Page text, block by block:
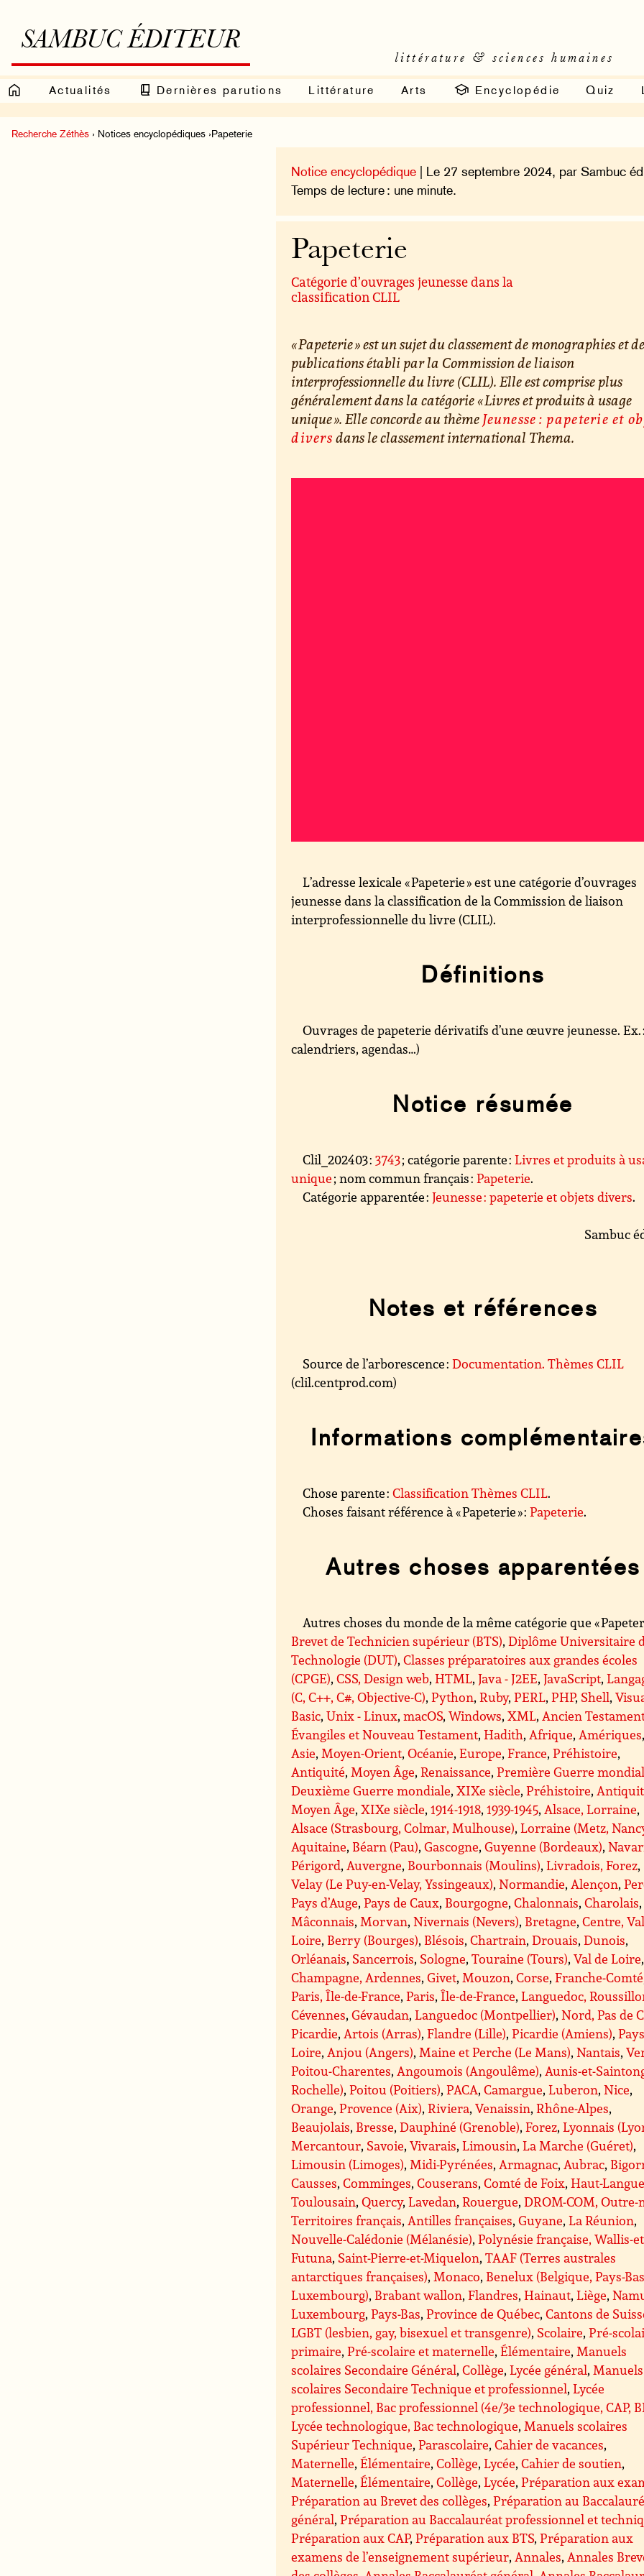
SAMBUC ÉDITEUR
littérature & sciences humaines
Actualités Dernières parutions Littérature Arts Encyclopédie Quiz
Recherche Zéthès › Notices encyclopédiques ›Papeterie
Notice encyclopédique | Le 27 septembre 2024, par Sambuc
Temps de lecture : une minute.
Papeterie
Catégorie d’ouvrages jeunesse dans la
classification CLIL
« Papeterie » est un sujet du classement de monographies et
publications établi par la Commission de liaison
interprofessionnelle du livre (CLIL). Elle est comprise plus
généralement dans la catégorie « Livres et produits à usage
unique ». Elle concorde au thèmeJeunesse : papeterie et
diversdans le classement international Thema.
L’adresse lexicale « Papeterie » est une catégorie d’ouvrages
jeunesse dans la classification de la Commission de liaison
interprofessionnelle du livre (CLIL).
Définitions
Ouvrages de papeterie dérivatifs d’une œuvre jeunesse. Ex.
calendriers, agendas…)
Notice résumée
Clil_202403 :3743; catégorie parente :Livres et produits à
unique; nom commun français :Papeterie.
Catégorie apparentée :Jeunesse : papeterie et objets divers.
Sambuc
Notes et références
Source de l’arborescence :Documentation. Thèmes CLIL
(clil.centprod.com)
Informations
Chose parente :Classification Thèmes CLIL.
Choses faisant référence à « Papeterie » :Papeterie.
Autres choses apparentées
Autres choses du monde de la même catégorie que «
Brevet de Technicien supérieur (BTS),Diplôme Universitaire
Technologie (DUT),Classes préparatoires aux grandes écoles
(CPGE),CSS, Design web,HTML,Java - J2EE,JavaScript,
(C, C++, C#, Objective-C),Python,Ruby,PERL,PHP, Shell,
Basic,Unix - Linux,macOS,Windows,XML, Ancien
Évangiles et Nouveau Testament,Hadith, Afrique, Amériques
Asie, Moyen-Orient,Océanie,Europe,France,Préhistoire,
Antiquité, Moyen Âge,Renaissance,Première Guerre
Deuxième Guerre mondiale,XIXe siècle,Préhistoire,
Moyen Âge,XIXe siècle,1914-1918,1939-1945, Alsace, Lorraine,
Alsace (Strasbourg, Colmar, Mulhouse),Lorraine (Metz,
Aquitaine, Béarn (Pau),Gascogne,Guyenne (Bordeaux),
Périgord, Auvergne, Bourbonnais (Moulins),Livradois, Forez,
Velay (Le Puy-en-Velay, Yssingeaux),Normandie, Alençon,
Pays d’Auge,Pays de Caux, Bourgogne,Chalonnais,Charolais,
Mâconnais, Morvan,Nivernais (Nevers), Bretagne,Centre,
Loire, Berry (Bourges), Blésois,Chartrain,Drouais,Dunois,
Orléanais, Sancerrois, Sologne,Touraine (Tours),Val de Loire,
Champagne, Ardennes,Givet, Mouzon,Corse,Franche-Comté
Paris, Île-de-France,Paris,Île-de-France,Languedoc,
Cévennes,Gévaudan,Languedoc (Montpellier),Nord, Pas de
Picardie, Artois (Arras),Flandre (Lille),Picardie (Amiens),
Loire, Anjou (Angers), Maine et Perche (Le Mans),Nantais,
Poitou-Charentes, Angoumois (Angoulême), Aunis-et-
Rochelle),Poitou (Poitiers),PACA,Camargue,Luberon,Nice,
Orange,Provence (Aix),Riviera,Venaissin,Rhône-Alpes,
Beaujolais, Bresse,Dauphiné (Grenoble),Forez,Lyonnais
Mercantour, Savoie,Vivarais,Limousin,La Marche (Guéret),
Limousin (Limoges), Midi-Pyrénées, Armagnac, Aubrac,
Causses,Comminges,Couserans,Comté de Foix,Haut-
Toulousain,Quercy,Lavedan,Rouergue,DROM-COM, Outre-
Territoires français, Antilles françaises,Guyane,La Réunion,
Nouvelle-Calédonie (Mélanésie),Polynésie française, Wallis-
Futuna, Saint-Pierre-et-Miquelon,TAAF (Terres australes
antarctiques françaises), Monaco, Benelux (Belgique, Pays-
Luxembourg), Brabant wallon,Flandres,Hainaut,Liège,
Luxembourg,Pays-Bas,Province de Québec,Cantons de
LGBT (lesbien, gay, bisexuel et transgenre), Scolaire,Pré-
primaire,Pré-scolaire et maternelle,Élémentaire, Manuels
scolaires Secondaire Général,Collège,Lycée général, Manuels
scolaires Secondaire Technique et professionnel,Lycée
professionnel, Bac professionnel (4e/3e technologique, CAP,
Lycée technologique, Bac technologique, Manuels scolaires
Supérieur Technique,Parascolaire,Cahier de vacances,
Maternelle,Élémentaire,Collège,Lycée,Cahier de soutien,
Maternelle,Élémentaire,Collège,Lycée,Préparation aux
Préparation au Brevet des collèges,Préparation au
général,Préparation au Baccalauréat professionnel et
Préparation aux CAP,Préparation aux BTS,Préparation aux
examens de l’enseignement supérieur, Annales, Annales